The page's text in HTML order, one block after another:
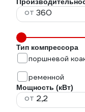
от
Тип компрессора
поршневой
ременной
Мощность (кВт)
от